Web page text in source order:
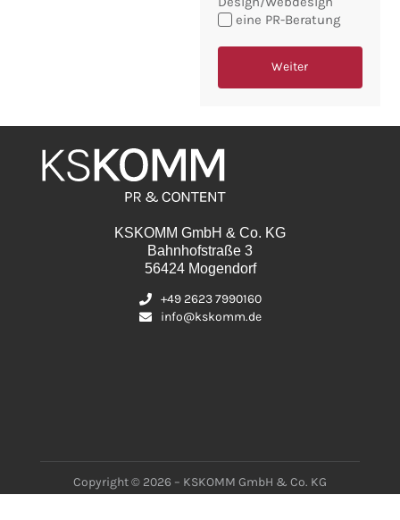
eine PR-Beratung
Weiter
KSKOMM GmbH & Co. KG
Bahnhofstraße 3
56424 Mogendorf
+49 2623 7990160
info@kskomm.de
Copyright © 2026 – KSKOMM GmbH & Co. KG